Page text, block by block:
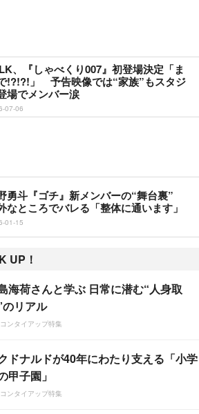
、『しゃべくり007』初登場決定「ま
!?!?!」 予告映像では“家族”もスタジ
場でメンバー涙
07-06
勇斗『ゴチ』新メンバーの“舞台裏”
なところでバレる「整体に通います」
01-15
UP！
海荷さんと学ぶ 日常に潜む“人身取
のリアル
ンタイアップ特集
ドナルドが40年にわたり支える「小学
甲子園」
ンタイアップ特集